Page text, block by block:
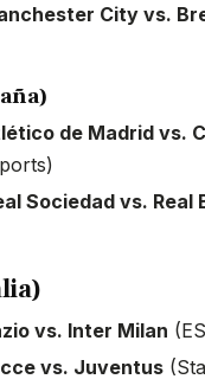
City vs.
de Madrid vs.
Sociedad vs. Real
vs. Inter Milan
vs. Juventus